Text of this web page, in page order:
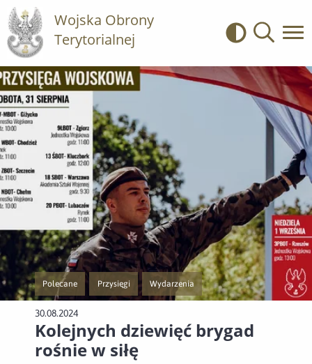
Wojska Obrony
Terytorialnej
Kontrast
Polecane
Przejście do nowej strony z listą publikacji o kategorii Polecane
Przysięgi
Przejście do nowej strony z listą publikacji o kategorii
Wydarzenia
Przejście do nowej strony z listą publikacji
30.08.2024
Kolejnych dziewięć brygad
rośnie w siłę